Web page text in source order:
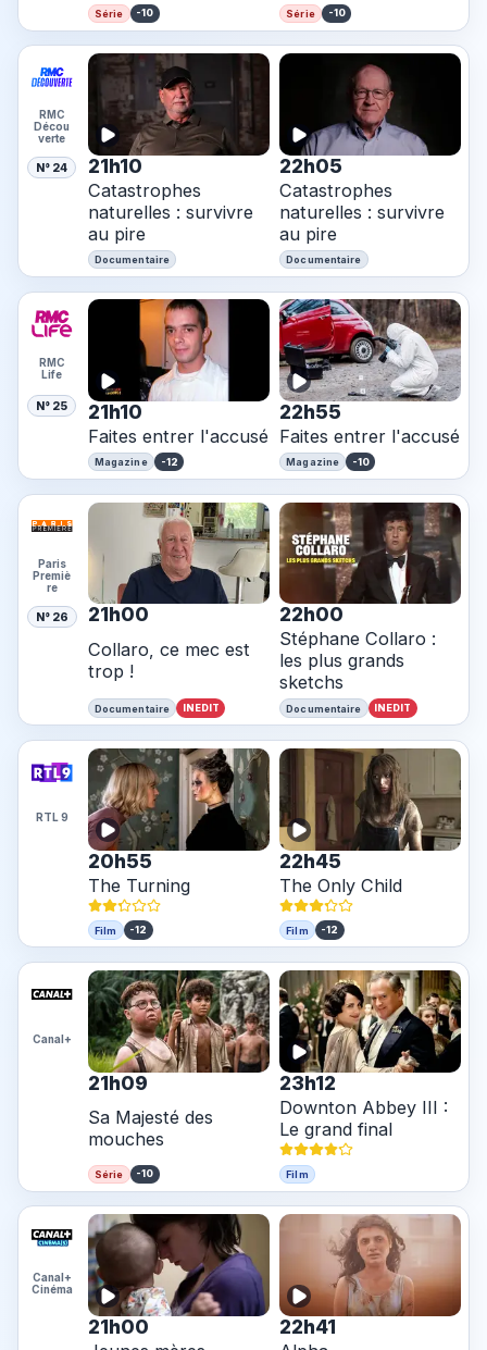
Série -10 Série -10
RMC
Décou
verte
N° 24 21h10
Catastrophes
naturelles : survivre
au pire
Documentaire
22h05
Catastrophes
naturelles : survivre
au pire
Documentaire
RMC
Life
N° 25 21h10
Faites entrer l'accusé
Magazine -12
22h55
Faites entrer l'accusé
Magazine -10
Paris
Premiè
re
N° 26 21h00
Collaro, ce mec est
trop !
Documentaire INEDIT
22h00
Stéphane Collaro :
les plus grands
sketchs
Documentaire INEDIT
RTL 9
20h55
The Turning
Film -12
22h45
The Only Child
Film -12
Canal+
21h09
Sa Majesté des
mouches
Série -10
23h12
Downton Abbey III :
Le grand final
Film
Canal+
Cinéma
21h00 22h41